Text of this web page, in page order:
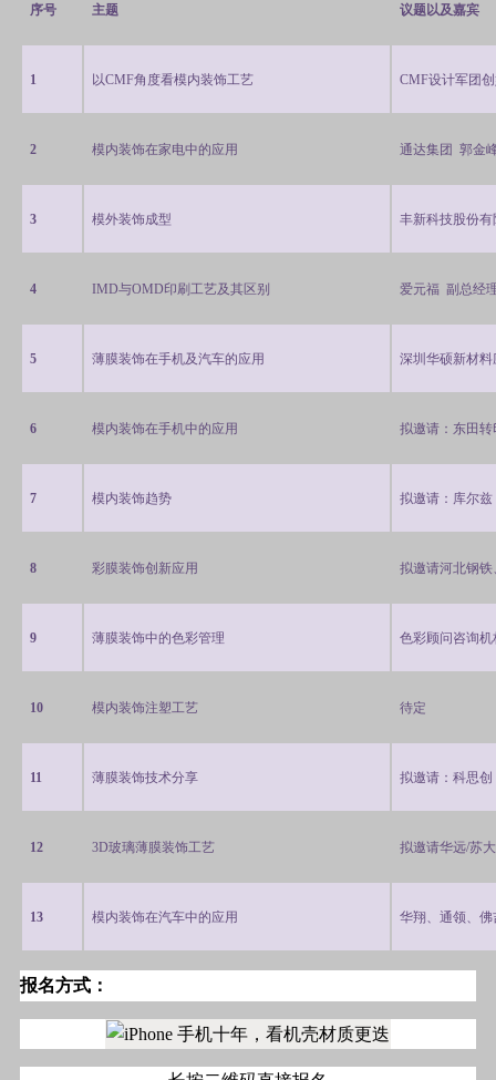
序号 主题 议题以及嘉宾
1 以CMF角度看模内装饰工艺 CMF设计军团
2 模内装饰在家电中的应用 通达集团 郭金
3 模外装饰成型 丰新科技股份有
4 IMD与OMD印刷工艺及其区别 爱元福 副总经
5 薄膜装饰在手机及汽车的应用 深圳华硕新材
6 模内装饰在手机中的应用 拟邀请：东田转
7 模内装饰趋势 拟邀请：库尔兹
8 彩膜装饰创新应用 拟邀请河北钢
9 薄膜装饰中的色彩管理 色彩顾问咨询机
10 模内装饰注塑工艺 待定
11 薄膜装饰技术分享 拟邀请：科思创
12 3D玻璃薄膜装饰工艺 拟邀请华远/苏
13 模内装饰在汽车中的应用 华翔、通领、佛
报名方式：